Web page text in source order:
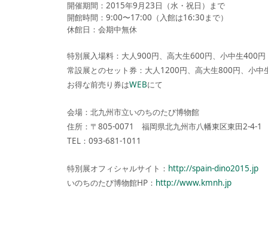
開催期間：2015年9月23日（水・祝日）まで
開館時間：9:00〜17:00（入館は16:30まで）
休館日：会期中無休
特別展入場料：大人900円、高大生600円、小中生400円
常設展とのセット券：大人1200円、高大生800円、小中
お得な前売り券はWEBにて
会場：北九州市立いのちのたび博物館
住所：〒805-0071 福岡県北九州市八幡東区東田2-4-1
TEL：093-681-1011
特別展オフィシャルサイト： http://spain-dino2015.jp
いのちのたび博物館HP： http://www.kmnh.jp